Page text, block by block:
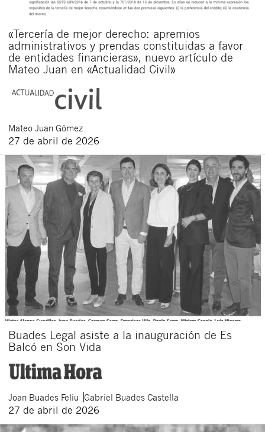
«Tercería de mejor derecho: apremios
administrativos y prendas constituidas a favor
de entidades financieras», nuevo artículo de
Mateo Juan en «Actualidad Civil»
Mateo Juan Gómez
27 de abril de 2026
Buades Legal asiste a la inauguración de Es
Balcó en Son Vida
Joan Buades Feliu Gabriel Buades Castella
27 de abril de 2026